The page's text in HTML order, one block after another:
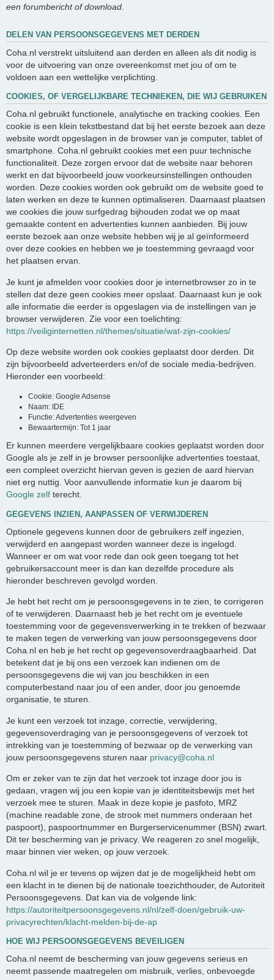
een forumbericht of download.
DELEN VAN PERSOONSGEGEVENS MET DERDEN
Coha.nl verstrekt uitsluitend aan derden en alleen als dit nodig is
voor de uitvoering van onze overeenkomst met jou of om te
voldoen aan een wettelijke verplichting.
COOKIES, OF VERGELIJKBARE TECHNIEKEN, DIE WIJ GEBRUIKEN
Coha.nl gebruikt functionele, analytische en tracking cookies. Een
cookie is een klein tekstbestand dat bij het eerste bezoek aan deze
website wordt opgeslagen in de browser van je computer, tablet of
smartphone. Coha.nl gebruikt cookies met een puur technische
functionaliteit. Deze zorgen ervoor dat de website naar behoren
werkt en dat bijvoorbeeld jouw voorkeursinstellingen onthouden
worden. Deze cookies worden ook gebruikt om de website goed te
laten werken en deze te kunnen optimaliseren. Daarnaast plaatsen
we cookies die jouw surfgedrag bijhouden zodat we op maat
gemaakte content en advertenties kunnen aanbieden. Bij jouw
eerste bezoek aan onze website hebben wij je al geïnformeerd
over deze cookies en hebben we je toestemming gevraagd voor
het plaatsen ervan.
Je kunt je afmelden voor cookies door je internetbrowser zo in te
stellen dat deze geen cookies meer opslaat. Daarnaast kun je ook
alle informatie die eerder is opgeslagen via de instellingen van je
browser verwijderen. Zie voor een toelichting:
https://veiliginternetten.nl/themes/situatie/wat-zijn-cookies/
Op deze website worden ook cookies geplaatst door derden. Dit
zijn bijvoorbeeld adverteerders en/of de sociale media-bedrijven.
Hieronder een voorbeeld:
Cookie: Google Adsense
Naam: IDE
Functie: Advertenties weergeven
Bewaartermijn: Tot 1 jaar
Er kunnen meerdere vergelijkbaare cookies geplaatst worden door
Google als je zelf in je browser persoonlijke advertenties toestaat,
een compleet overzicht hiervan geven is gezien de aard hiervan
niet erg nuttig. Voor aanvullende informatie kun je daarom bij
Google zelf terecht.
GEGEVENS INZIEN, AANPASSEN OF VERWIJDEREN
Optionele gegevens kunnen door de gebruikers zelf ingezien,
verwijderd en aangepast worden wanneer deze is ingelogd.
Wanneer er om wat voor rede dan ook geen toegang tot het
gebruikersaccount meer is dan kan dezelfde procedure als
hieronder beschreven gevolgd worden.
Je hebt het recht om je persoonsgegevens in te zien, te corrigeren
of te verwijderen. Daarnaast heb je het recht om je eventuele
toestemming voor de gegevensverwerking in te trekken of bezwaar
te maken tegen de verwerking van jouw persoonsgegevens door
Coha.nl en heb je het recht op gegevensoverdraagbaarheid. Dat
betekent dat je bij ons een verzoek kan indienen om de
persoonsgegevens die wij van jou beschikken in een
computerbestand naar jou of een ander, door jou genoemde
organisatie, te sturen.
Je kunt een verzoek tot inzage, correctie, verwijdering,
gegevensoverdraging van je persoonsgegevens of verzoek tot
intrekking van je toestemming of bezwaar op de verwerking van
jouw persoonsgegevens sturen naar privacy@coha.nl
Om er zeker van te zijn dat het verzoek tot inzage door jou is
gedaan, vragen wij jou een kopie van je identiteitsbewijs met het
verzoek mee te sturen. Maak in deze kopie je pasfoto, MRZ
(machine readable zone, de strook met nummers onderaan het
paspoort), paspoortnummer en Burgerservicenummer (BSN) zwart.
Dit ter bescherming van je privacy. We reageren zo snel mogelijk,
maar binnen vier weken, op jouw verzoek.
Coha.nl wil je er tevens op wijzen dat je de mogelijkheid hebt om
een klacht in te dienen bij de nationale toezichthouder, de Autoriteit
Persoonsgegevens. Dat kan via de volgende link:
https://autoriteitpersoonsgegevens.nl/nl/zelf-doen/gebruik-uw-
privacyrechten/klacht-melden-bij-de-ap
HOE WIJ PERSOONSGEGEVENS BEVEILIGEN
Coha.nl neemt de bescherming van jouw gegevens serieus en
neemt passende maatregelen om misbruik, verlies, onbevoegde